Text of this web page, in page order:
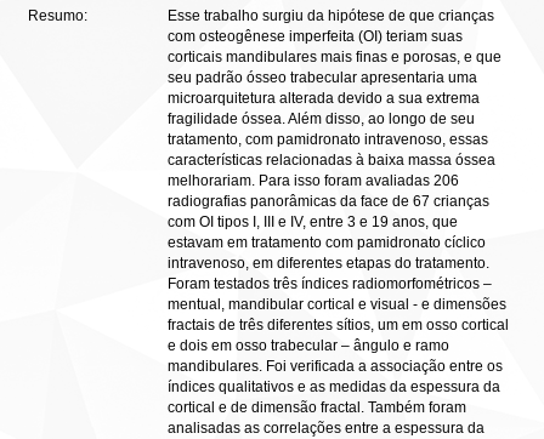
Resumo:
Esse trabalho surgiu da hipótese de que crianças
com osteogênese imperfeita (OI) teriam suas
corticais mandibulares mais finas e porosas, e que
seu padrão ósseo trabecular apresentaria uma
microarquitetura alterada devido a sua extrema
fragilidade óssea. Além disso, ao longo de seu
tratamento, com pamidronato intravenoso, essas
características relacionadas à baixa massa óssea
melhorariam. Para isso foram avaliadas 206
radiografias panorâmicas da face de 67 crianças
com OI tipos I, III e IV, entre 3 e 19 anos, que
estavam em tratamento com pamidronato cíclico
intravenoso, em diferentes etapas do tratamento.
Foram testados três índices radiomorfométricos –
mentual, mandibular cortical e visual - e dimensões
fractais de três diferentes sítios, um em osso cortical
e dois em osso trabecular – ângulo e ramo
mandibulares. Foi verificada a associação entre os
índices qualitativos e as medidas da espessura da
cortical e de dimensão fractal. Também foram
analisadas as correlações entre a espessura da